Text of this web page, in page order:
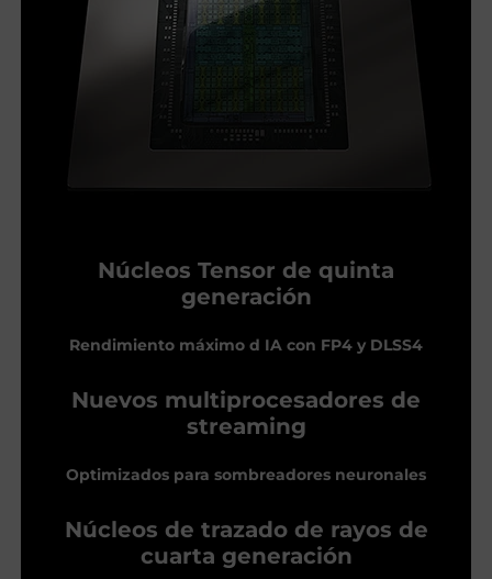
Núcleos Tensor de quinta
generación
Rendimiento máximo d IA con FP4 y DLSS4
Nuevos multiprocesadores de
streaming
Optimizados para sombreadores neuronales
Núcleos de trazado de rayos de
cuarta generación